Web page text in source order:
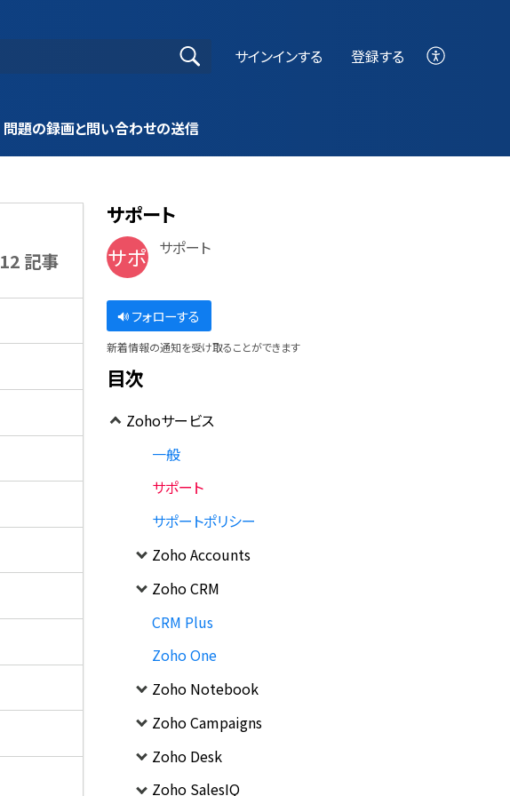
サインインする 登録する
問題の録画と問い合わせの送信
12 記事
サポート
サポ サポート
フォローする
新着情報の通知を受け取ることができます
目次
Zohoサービス
一般
サポート
サポートポリシー
Zoho Accounts
Zoho CRM
CRM Plus
Zoho One
Zoho Notebook
Zoho Campaigns
Zoho Desk
Zoho SalesIQ